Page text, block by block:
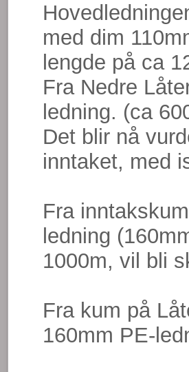
med dim
lengde på ca
Fra Nedre
ledning. (ca
Det blir nå
inntaket, med
Fra
ledning
1000m, vil bli
Fra kum på
160mm PE-